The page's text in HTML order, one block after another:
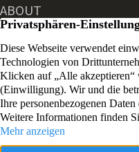
ABOUT
AKTUELLE NEWS
KONTAKT